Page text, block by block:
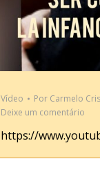
Vídeo Por Carmelo
Deixe um comentário
https://